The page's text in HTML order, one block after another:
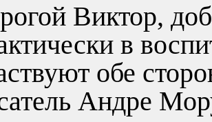
Виктор,
в
обе
Андре